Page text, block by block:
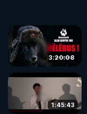
3:20:08
1:45:43